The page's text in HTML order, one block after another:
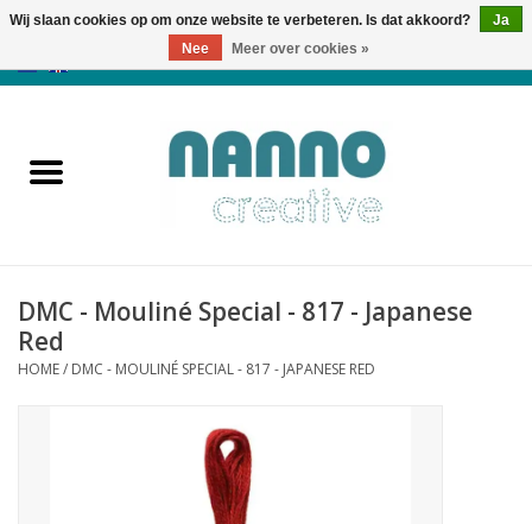
Producten
Nieuws
Herfst & Halloween
DMC - Mouliné Special - 817 - Japanese
Red
HOME/ DMC - MOULINÉ SPECIAL - 817 - JAPANESE RED
Wij slaan cookies op om onze website te verbeteren. Is dat akkoord?
Ja
Nee
Meer over cookies »